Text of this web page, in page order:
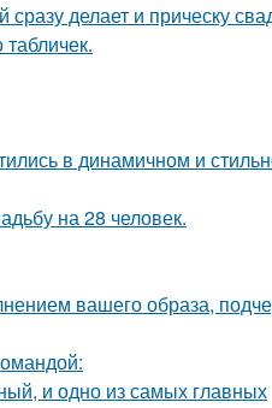
делает и прическу
в динамичном и
на 28 человек.
вашего образа,
и одно из самых главных